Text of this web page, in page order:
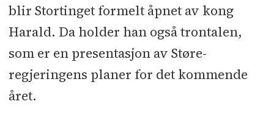
blir Stortinget formelt åpnet av kong
Harald. Da holder han også trontalen,
som er en presentasjon av Støre-
regjeringens planer for det kommende
året.